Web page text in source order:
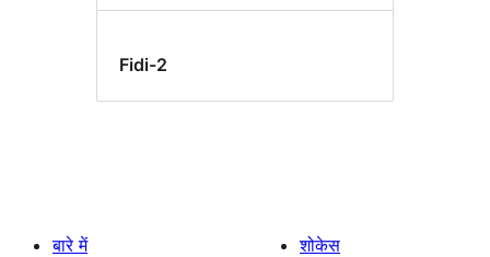
Fidi-2
बारे में
शोकेस